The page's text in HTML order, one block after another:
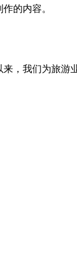
的内容。
，我们为旅游